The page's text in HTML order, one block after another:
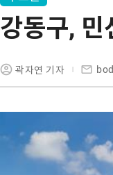
강동구,
곽자연 기자